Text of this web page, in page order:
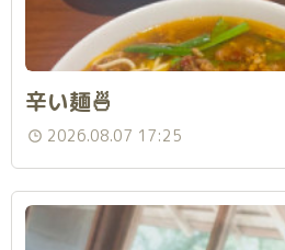
辛い麺🍜
2026.08.07 17:25